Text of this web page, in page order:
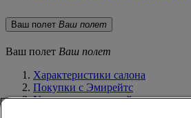
Ваш полет Ваш полет
Ваш полет Ваш полет
Характеристики салона
Покупки с Эмирейтс
Услуги на вашем рейсе